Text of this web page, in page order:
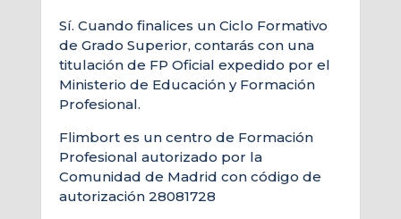
Sí. Cuando finalices un Ciclo Formativo
de Grado Superior, contarás con una
titulación de FP Oficial expedido por el
Ministerio de Educación y Formación
Profesional.
Flimbort es un centro de Formación
Profesional autorizado por la
Comunidad de Madrid con código de
autorización 28081728